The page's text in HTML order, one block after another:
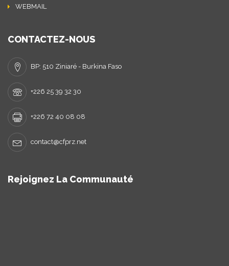
WEBMAIL
CONTACTEZ-NOUS
BP: 510 Ziniaré - Burkina Faso
+226 25 39 32 30
+226 72 40 08 08
contact@cfprz.net
Rejoignez La Communauté